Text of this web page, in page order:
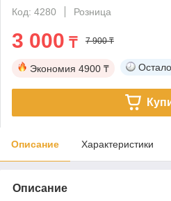
Код: 4280
Розница
3 000 ₸ 7 900 ₸
Экономия 4900 ₸
Описание Характеристики
Описание